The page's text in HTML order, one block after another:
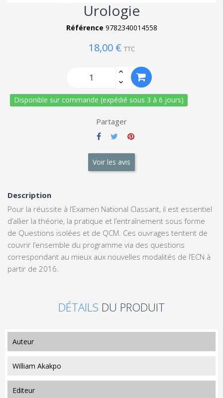
Urologie
Référence 9782340014558
18,00 € TTC
Disponible sur commande (expédié sous 3 à 6 jours)
Partager
Voir les avis
Description
Pour la réussite à l’Examen National Classant, il est essentiel
d’allier la théorie, la pratique et l’entraînement sous forme
de Questions isolées et de QCM. Ces ouvrages tentent de
couvrir l’ensemble du programme via des questions
correspondant au mieux aux nouvelles modalités de l’ECN à
partir de 2016.
DÉTAILS DU PRODUIT
auteur
William Akakpo
editeur